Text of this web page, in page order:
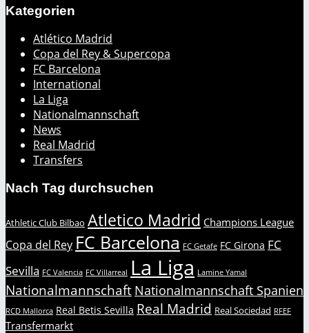
Kategorien
Atlético Madrid
Copa del Rey & Supercopa
FC Barcelona
International
La Liga
Nationalmannschaft
News
Real Madrid
Transfers
Nach Tag durchsuchen
Athletic Club Bilbao Atletico Madrid Champions League
Copa del Rey FC Barcelona FC Getafe FC Girona FC
Sevilla FC Valencia FC Villarreal La Liga Lamine Yamal
Nationalmannschaft Nationalmannschaft Spanien
RCD Mallorca Real Betis Sevilla Real Madrid Real Sociedad RFEF
Transfermarkt